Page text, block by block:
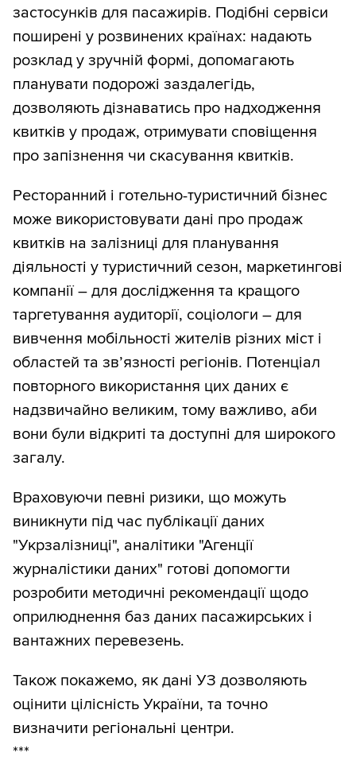
застосунків для пасажирів. Подібні сервіси
поширені у розвинених країнах: надають
розклад у зручній формі, допомагають
планувати подорожі заздалегідь,
дозволяють дізнаватись про надходження
квитків у продаж, отримувати сповіщення
про запізнення чи скасування квитків.
Ресторанний і готельно-туристичний бізнес
може використовувати дані про продаж
квитків на залізниці для планування
діяльності у туристичний сезон, маркетингові
компанії – для дослідження та кращого
таргетування аудиторії, соціологи – для
вивчення мобільності жителів різних міст і
областей та зв’язності регіонів. Потенціал
повторного використання цих даних є
надзвичайно великим, тому важливо, аби
вони були відкриті та доступні для широкого
загалу.
Враховуючи певні ризики, що можуть
виникнути під час публікації даних
"Укрзалізниці", аналітики "Агенції
журналістики даних" готові допомогти
розробити методичні рекомендації щодо
оприлюднення баз даних пасажирських і
вантажних перевезень.
Також покажемо, як дані УЗ дозволяють
оцінити цілісність України, та точно
визначити регіональні центри.
***